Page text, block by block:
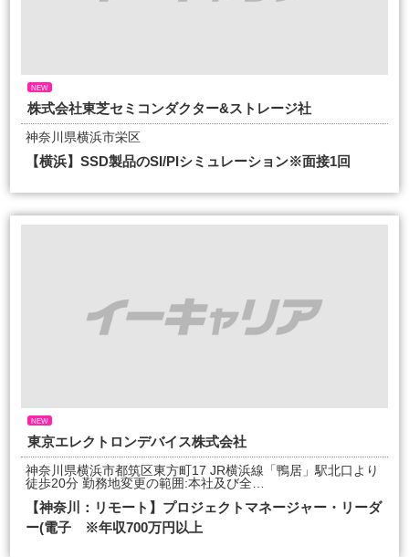
NEW
株式会社東芝セミコンダクター&ストレージ社
神奈川県横浜市栄区
【横浜】SSD製品のSI/PIシミュレーション※面接1回
NEW
東京エレクトロンデバイス株式会社
神奈川県横浜市都筑区東方町17 JR横浜線「鴨居」駅北口より
徒歩20分 勤務地変更の範囲:本社及び全…
【神奈川：リモート】プロジェクトマネージャー・リーダ
ー(電子 ※年収700万円以上